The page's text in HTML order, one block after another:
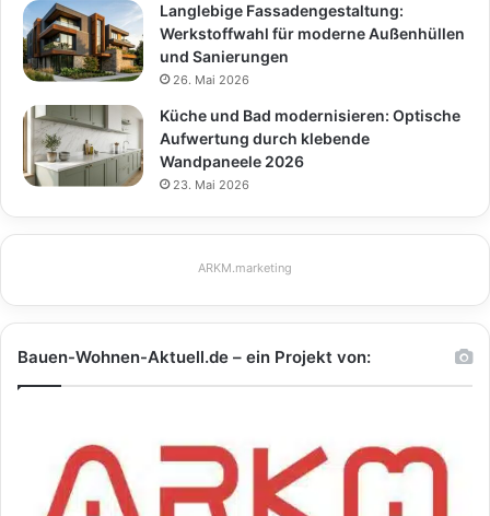
Langlebige Fassadengestaltung:
Werkstoffwahl für moderne Außenhüllen
und Sanierungen
26. Mai 2026
Küche und Bad modernisieren: Optische
Aufwertung durch klebende
Wandpaneele 2026
23. Mai 2026
ARKM.marketing
Bauen-Wohnen-Aktuell.de – ein Projekt von: